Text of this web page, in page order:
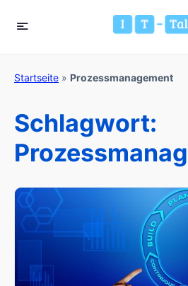
Startseite » Prozessmanagement
Schlagwort: